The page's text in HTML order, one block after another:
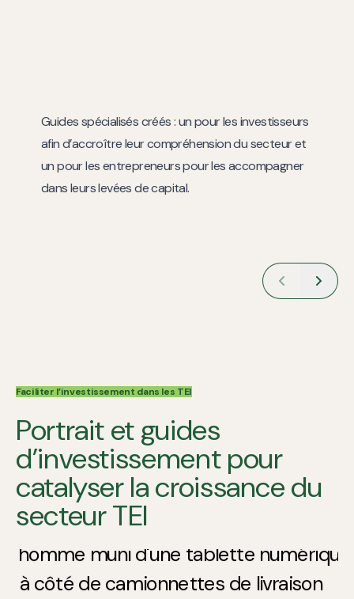
Guides spécialisés créés : un pour les investisseurs
afin d’accroître leur compréhension du secteur et
un pour les entrepreneurs pour les accompagner
dans leurs levées de capital.
Faciliter l’investissement dans les TEI
Portrait et guides
d’investissement pour
catalyser la croissance du
secteur TEI